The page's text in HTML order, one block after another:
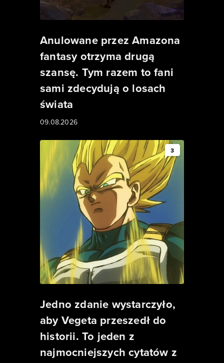
Anulowane przez Amazona
fantasy otrzyma drugą
szansę. Tym razem to fani
sami zdecydują o losach
świata
09.08.2026
3
Jedno zdanie wystarczyło,
aby Vegeta przeszedł do
historii. To jeden z
najmocniejszych cytatów z